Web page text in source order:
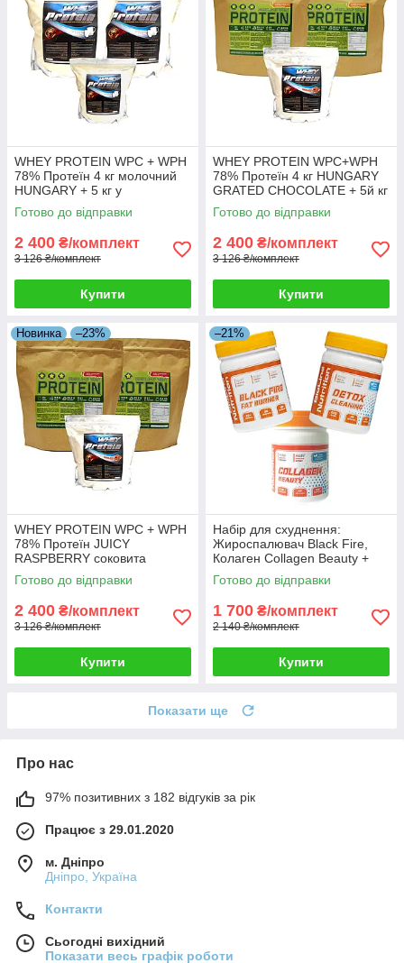
WHEY PROTEIN WPC + WPH
78% Протеїн 4 кг молочний
HUNGARY + 5 кг у
Подарунок!
Готово до відправки
2 400 ₴/комплект
3 126 ₴/комплект
Купити
WHEY PROTEIN WPC+WPH
78% Протеїн 4 кг HUNGARY
GRATED CHOCOLATE + 5й кг
у Подарунок!
Готово до відправки
2 400 ₴/комплект
3 126 ₴/комплект
Купити
Новинка –23%
WHEY PROTEIN WPC + WPH
78% Протеїн JUICY
RASPBERRY соковита
малина 4 кг HUNGARY + 5й
кг у Подарунок!
Готово до відправки
2 400 ₴/комплект
3 126 ₴/комплект
Купити
–21%
Набір для схуднення:
Жироспалювач Black Fire,
Колаген Collagen Beauty +
Детокс Detox Cleaning у
подарунок
Готово до відправки
1 700 ₴/комплект
2 140 ₴/комплект
Купити
Показати ще
Про нас
97% позитивних з 182 відгуків за рік
Працює з 29.01.2020
м. Дніпро
Дніпро, Україна
Контакти
Сьогодні вихідний
Показати весь графік роботи